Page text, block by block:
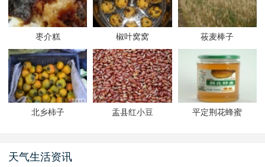
枣介糕 椒叶窝窝 莜麦棒子
北乡柿子 盂县红小豆 平定荆花蜂蜜
天气生活资讯